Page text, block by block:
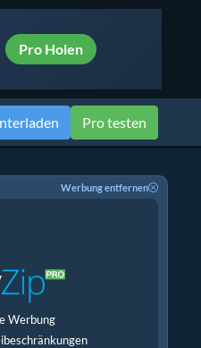
Pro Holen
Pro testen
Werbung entfernen
Werbung